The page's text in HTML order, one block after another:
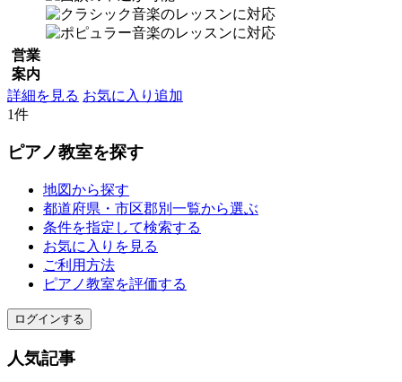
営業
案内
詳細を見る お気に入り追加
1件
ピアノ教室を探す
地図から探す
都道府県・市区郡別一覧から選ぶ
条件を指定して検索する
お気に入りを見る
ご利用方法
ピアノ教室を評価する
ログインする
人気記事